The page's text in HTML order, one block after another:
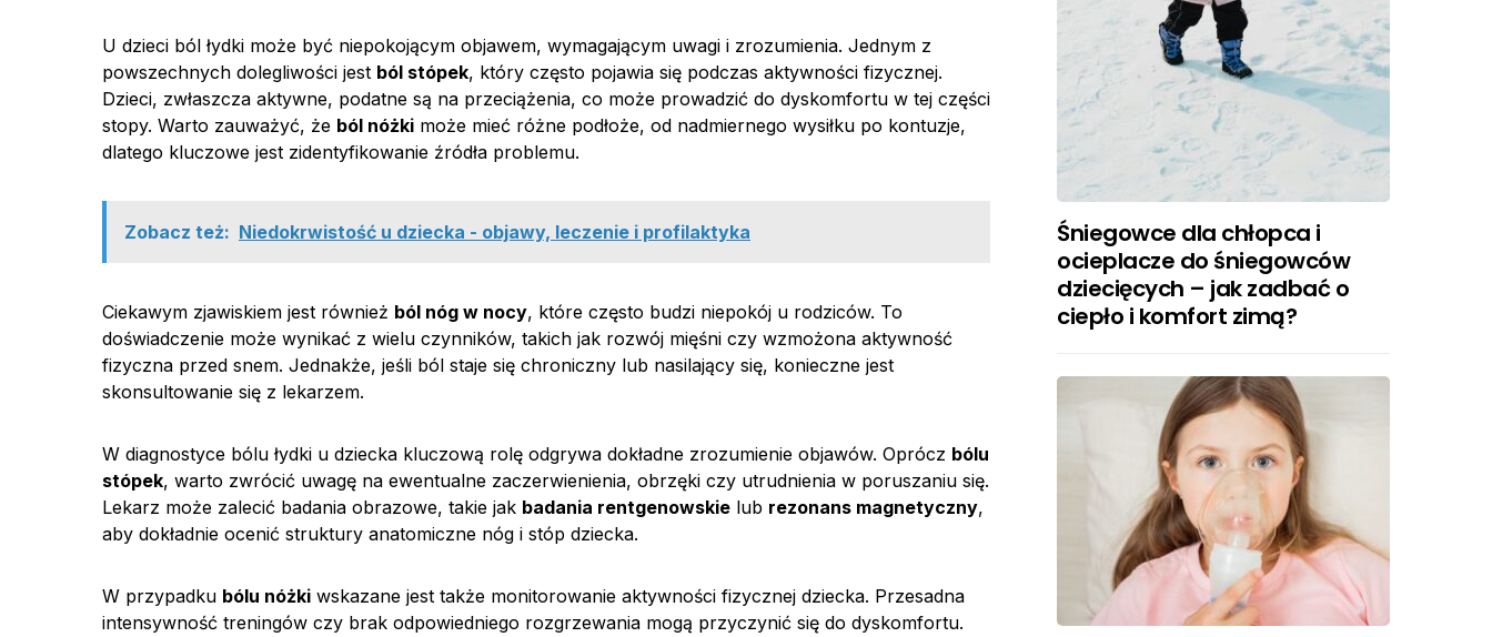
U dzieci ból łydki może być niepokojącym objawem, wymagającym uwagi i zrozumienia. Jednym z
powszechnych dolegliwości jest ból stópek, który często pojawia się podczas aktywności fizycznej.
Dzieci, zwłaszcza aktywne, podatne są na przeciążenia, co może prowadzić do dyskomfortu w tej części
stopy. Warto zauważyć, że ból nóżki może mieć różne podłoże, od nadmiernego wysiłku po kontuzje,
dlatego kluczowe jest zidentyfikowanie źródła problemu.
Zobacz też: Niedokrwistość u dziecka - objawy, leczenie i profilaktyka
Ciekawym zjawiskiem jest również ból nóg w nocy, które często budzi niepokój u rodziców. To
doświadczenie może wynikać z wielu czynników, takich jak rozwój mięśni czy wzmożona aktywność
fizyczna przed snem. Jednakże, jeśli ból staje się chroniczny lub nasilający się, konieczne jest
skonsultowanie się z lekarzem.
W diagnostyce bólu łydki u dziecka kluczową rolę odgrywa dokładne zrozumienie objawów. Oprócz bólu
stópek, warto zwrócić uwagę na ewentualne zaczerwienienia, obrzęki czy utrudnienia w poruszaniu się.
Lekarz może zalecić badania obrazowe, takie jak badania rentgenowskie lub rezonans magnetyczny,
aby dokładnie ocenić struktury anatomiczne nóg i stóp dziecka.
W przypadku bólu nóżki wskazane jest także monitorowanie aktywności fizycznej dziecka. Przesadna
intensywność treningów czy brak odpowiedniego rozgrzewania mogą przyczynić się do dyskomfortu.
Śniegowce dla chłopca i
ocieplacze do śniegowców
dziecięcych – jak zadbać o
ciepło i komfort zimą?